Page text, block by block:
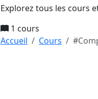
Explorez tous les cours
1 cours
Accueil
Cours